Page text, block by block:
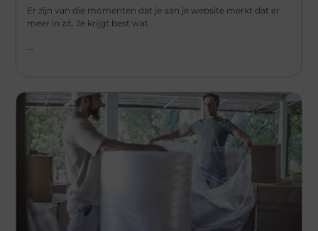
Er zijn van die momenten dat je aan je website merkt dat er
meer in zit. Je krijgt best wat